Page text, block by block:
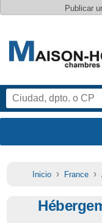
Publicar
Inicio› France›